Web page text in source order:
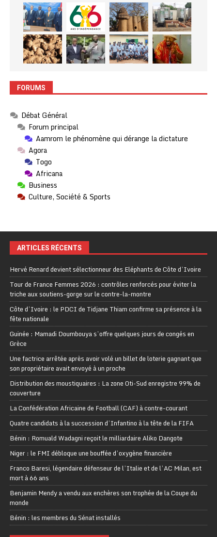
FORUMS
Débat Général
Forum principal
Aamrom le phénomène qui dérange la dictature
Agora
Togo
Africana
Business
Culture, Société & Sports
ARTICLES RÉCENTS
Hervé Renard devient sélectionneur des Eléphants de Côte d’Ivoire
Tour de France Femmes 2026 : contrôles renforcés pour éviter la
triche aux soutiens-gorge sur le contre-la-montre
Côte d’Ivoire : le PDCI de Tidjane Thiam confirme sa présence à la
fête nationale
Guinée : Mamadi Doumbouya s’offre quelques jours de congés en
Grèce
Une factrice arrêtée après avoir volé un billet de loterie gagnant que
son propriétaire avait envoyé à un proche
Distribution des moustiquaires : La zone Oti-Sud enregistre 99% de
couverture
La Confédération Africaine de Football (CAF) à contre-courant
Quatre candidats à la succession d’Infantino à la tête de la FIFA
Bénin : Romuald Wadagni reçoit le milliardaire Aliko Dangote
Niger : le FMI débloque une bouffée d’oxygène financière
Franco Baresi, légendaire défenseur de l’Italie et de l’AC Milan, est
mort à 66 ans
Benjamin Mendy a vendu aux enchères son trophée de la Coupe du
monde
Bénin : les membres du Sénat installés